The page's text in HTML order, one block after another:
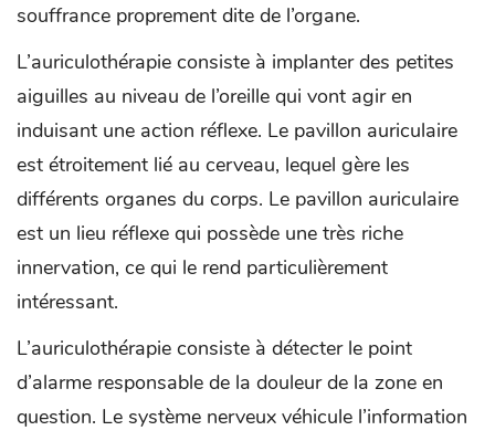
souffrance proprement dite de l’organe.
L’auriculothérapie consiste à implanter des petites
aiguilles au niveau de l’oreille qui vont agir en
induisant une action réflexe. Le pavillon auriculaire
est étroitement lié au cerveau, lequel gère les
différents organes du corps. Le pavillon auriculaire
est un lieu réflexe qui possède une très riche
innervation, ce qui le rend particulièrement
intéressant.
L’auriculothérapie consiste à détecter le point
d’alarme responsable de la douleur de la zone en
question. Le système nerveux véhicule l’information